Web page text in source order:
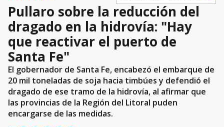
Pullaro sobre la reducción del
dragado en la hidrovía: "Hay
que reactivar el puerto de
Santa Fe"
El gobernador de Santa Fe, encabezó el embarque de
20 mil toneladas de soja hacia timbúes y defendió el
dragado de ese tramo de la hidrovía, al afirmar que
las provincias de la Región del Litoral puden
encargarse de las medidas.